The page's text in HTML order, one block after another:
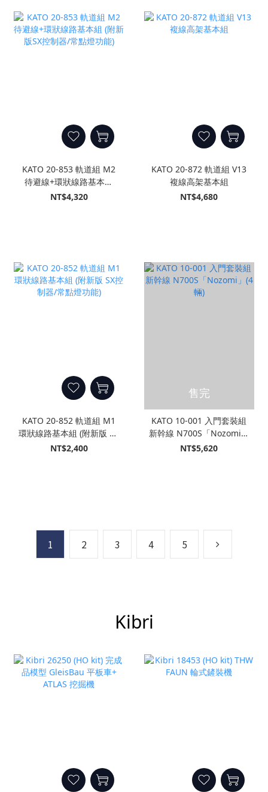
KATO 20-853 軌道組 M2
待避線+環狀線路基本組
(附新版SX控制器/常點燈功
NT$4,320
KATO 20-872 軌道組 V13
複線高架基本組
NT$4,680
KATO 20-852 軌道組 M1
環狀線路基本組 (附新版 SX
控制器/常點燈功能)
NT$2,400
售完
KATO 10-001 入門套裝組
新幹線 N700S「Nozomi」
(4輛)
NT$5,620
1 2 3 4 5
Kibri